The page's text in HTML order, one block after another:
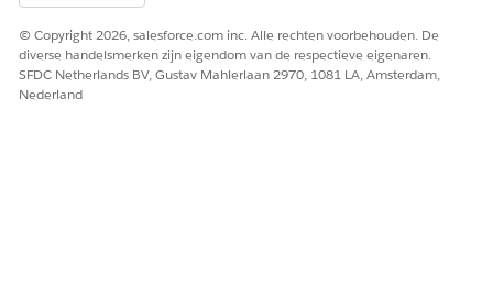
© Copyright 2026, salesforce.com inc. Alle rechten voorbehouden. De
diverse handelsmerken zijn eigendom van de respectieve eigenaren.
SFDC Netherlands BV, Gustav Mahlerlaan 2970, 1081 LA, Amsterdam,
Nederland